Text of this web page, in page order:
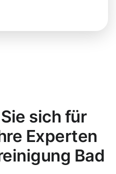
sich für
Experten
Bad